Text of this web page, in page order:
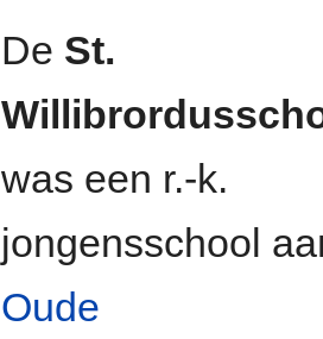
De St.
was een r.-k.
jongensschool
Oude